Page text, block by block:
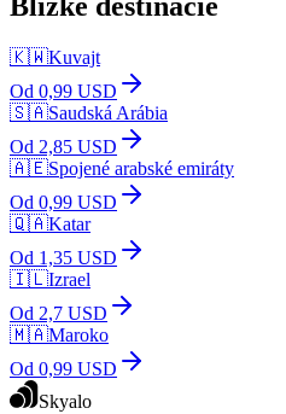
Blízke destinácie
🇰🇼Kuvajt
Od 0,99 USD
🇸🇦Saudská Arábia
Od 2,85 USD
🇦🇪Spojené arabské emiráty
Od 0,99 USD
🇶🇦Katar
Od 1,35 USD
🇮🇱Izrael
Od 2,7 USD
🇲🇦Maroko
Od 0,99 USD
Skyalo